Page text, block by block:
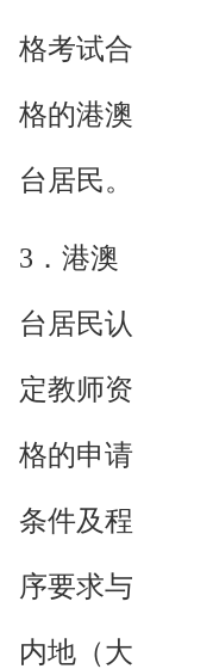
格考试合
格的港澳
台居民。
3．港澳
台居民认
定教师资
格的申请
条件及程
序要求与
内地（大